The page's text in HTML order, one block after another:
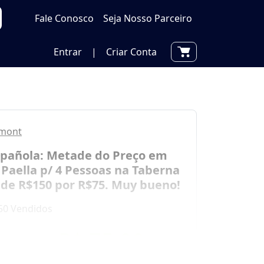
Fale Conosco Seja Nosso Parceiro
Entrar | Criar Conta
Metade do Preço em
p/ 4 Pessoas na Taberna
R$150 por R$75. Muy bueno!